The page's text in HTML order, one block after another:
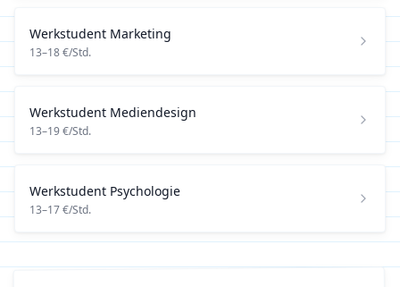
Werkstudent Marketing
13–18€/Std.
Werkstudent Mediendesign
13–19€/Std.
Werkstudent Psychologie
13–17€/Std.